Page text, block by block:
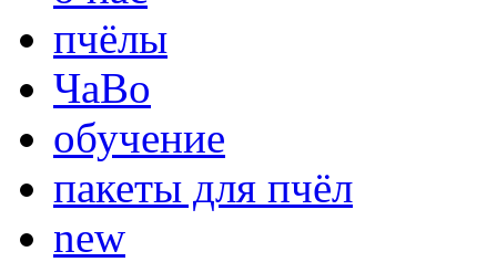
пчёлы
ЧаВо
обучение
пакеты для пчёл
new